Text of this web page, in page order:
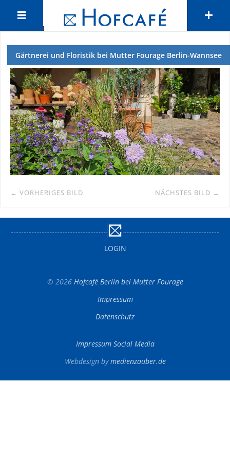
Gärtnerei und Floristik bei Mutter Fourage Berlin-Wannsee
← VORHERIGES BILD NÄCHSTES BILD →
LOGIN
© 2026 Hofcafé Berlin bei Mutter Fourage
Impressum
Datenschutz
Impressum Social Media
Webdesign bymedienzauber.de